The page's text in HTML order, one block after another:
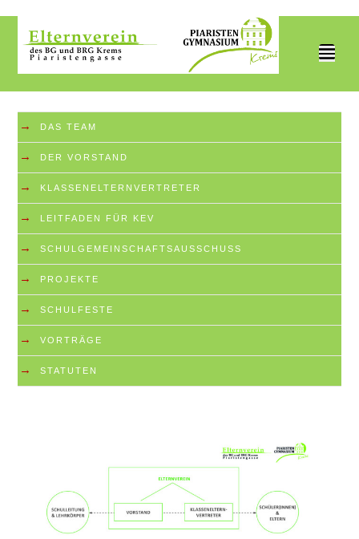
²
→ DAS TEAM
→ DER VORSTAND
→ KLASSENELTERNVERTRETER
→ LEITFADEN FÜR KEV
→ SCHULGEMEINSCHAFTSAUSSCHUSS
→ PROJEKTE
→ SCHULFESTE
→ VORTRÄGE
→ STATUTEN